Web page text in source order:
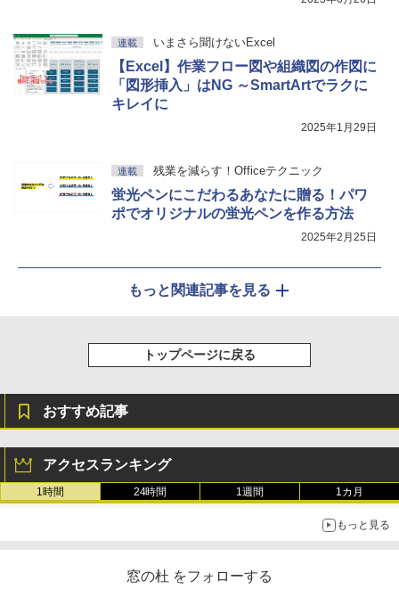
連載 いまさら聞けないExcel
【Excel】作業フロー図や組織図の作図に
「図形挿入」はNG ～SmartArtでラクに
キレイに
2025年1月29日
連載 残業を減らす！Officeテクニック
蛍光ペンにこだわるあなたに贈る！パワ
ポでオリジナルの蛍光ペンを作る方法
2025年2月25日
もっと関連記事を見る
トップページに戻る
おすすめ記事
アクセスランキング
1時間 24時間 1週間 1カ月
もっと見る
窓の杜 をフォローする